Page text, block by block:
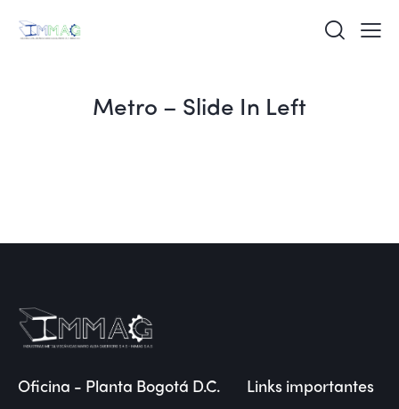
Metro – Slide In Left
Oficina - Planta Bogotá D.C. Links importantes